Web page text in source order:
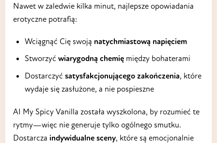
Nawet w zaledwie kilka minut, najlepsze opowiadania
erotyczne potrafią:
Wciągnąć Cię swoją natychmiastową napięciem
Stworzyć wiarygodną chemięmiędzy bohaterami
Dostarczyć satysfakcjonującego zakończenia, które
wydaje się zasłużone, a nie pospieszne
AI My Spicy Vanilla została wyszkolona, by rozumieć te
rytmy—więc nie generuje tylko ogólnego smutku.
Dostarcza indywidualne sceny, które są emocjonalnie